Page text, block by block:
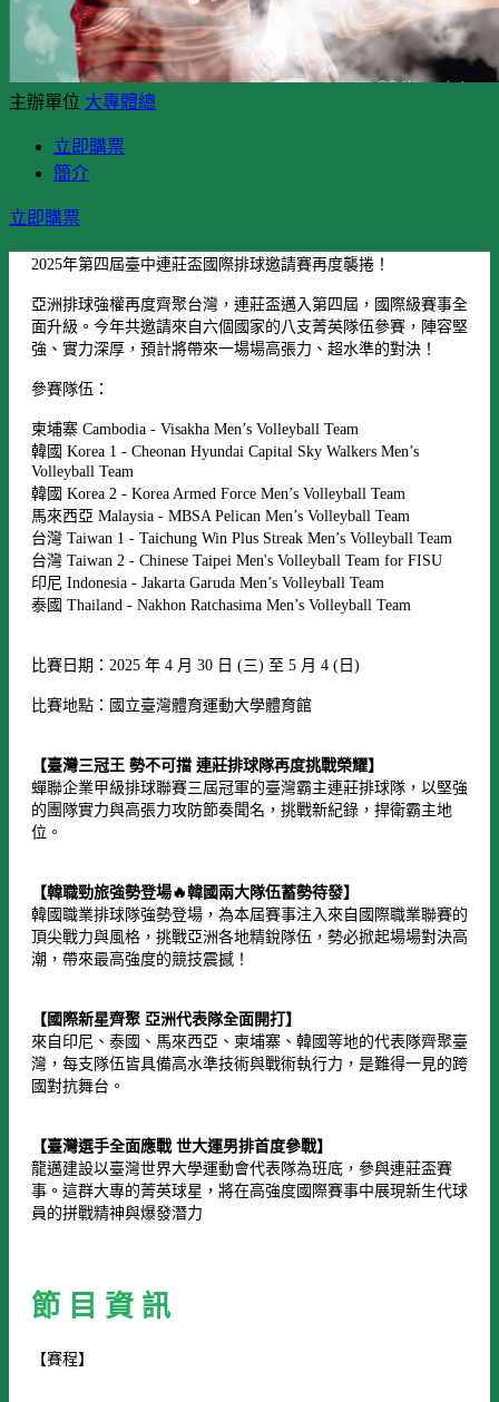
主辦單位 大專體總
立即購票
簡介
立即購票
2025年第四屆臺中連莊盃國際排球邀請賽再度襲捲！
亞洲排球強權再度齊聚台灣，連莊盃邁入第四屆，國際級賽事全
面升級。今年共邀請來自六個國家的八支菁英隊伍參賽，陣容堅
強、實力深厚，預計將帶來一場場高張力、超水準的對決！
參賽隊伍：
柬埔寨 Cambodia - Visakha Men’s Volleyball Team
韓國 Korea 1 - Cheonan Hyundai Capital Sky Walkers Men’s
Volleyball Team
韓國 Korea 2 - Korea Armed Force Men’s Volleyball Team
馬來西亞 Malaysia - MBSA Pelican Men’s Volleyball Team
台灣 Taiwan 1 - Taichung Win Plus Streak Men’s Volleyball Team
台灣 Taiwan 2 - Chinese Taipei Men's Volleyball Team for FISU
印尼 Indonesia - Jakarta Garuda Men’s Volleyball Team
泰國 Thailand - Nakhon Ratchasima Men’s Volleyball Team
比賽日期：2025 年 4 月 30 日 (三) 至 5 月 4 (日)
比賽地點：國立臺灣體育運動大學體育館
【臺灣三冠王 勢不可擋 連莊排球隊再度挑戰榮耀】
蟬聯企業甲級排球聯賽三屆冠軍的臺灣霸主連莊排球隊，以堅強
的團隊實力與高張力攻防節奏聞名，挑戰新紀錄，捍衛霸主地
位。
【韓職勁旅強勢登場🔥韓國兩大隊伍蓄勢待發】
韓國職業排球隊強勢登場，為本屆賽事注入來自國際職業聯賽的
頂尖戰力與風格，挑戰亞洲各地精銳隊伍，勢必掀起場場對決高
潮，帶來最高強度的競技震撼！
【國際新星齊聚 亞洲代表隊全面開打】
來自印尼、泰國、馬來西亞、柬埔寨、韓國等地的代表隊齊聚臺
灣，每支隊伍皆具備高水準技術與戰術執行力，是難得一見的跨
國對抗舞台。
【臺灣選手全面應戰 世大運男排首度參戰】
龍邁建設以臺灣世界大學運動會代表隊為班底，參與連莊盃賽
事。這群大專的菁英球星，將在高強度國際賽事中展現新生代球
員的拼戰精神與爆發潛力
節 目 資 訊
【賽程】